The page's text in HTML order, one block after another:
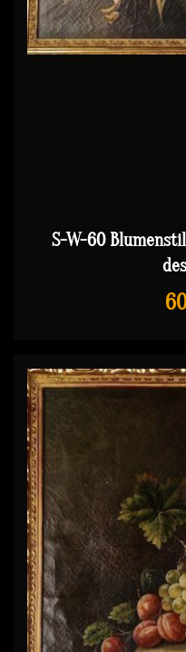
S-W-60